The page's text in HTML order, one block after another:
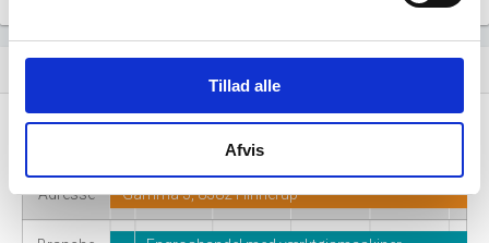
Tillad alle
Afvis
Adresse
JØS Warehouse ApS
Gamma 5, 8382 Hinnerup